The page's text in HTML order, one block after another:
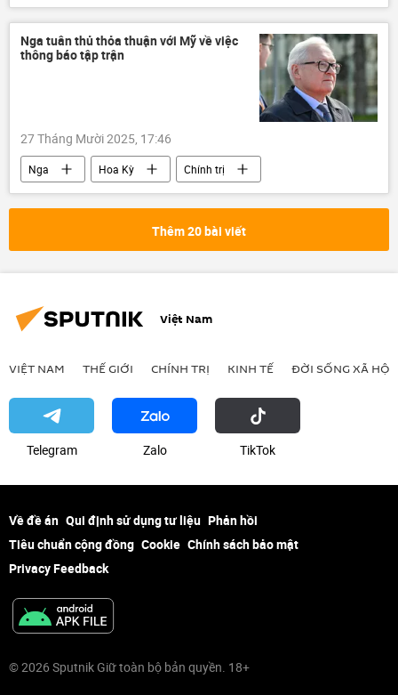
Quan điểm-Ý kiến
giáo dục
Khoa học
Khoa học và công nghệ
đào tạo
Bộ Giáo dục và Đào Tạo
trí tuệ nhân tạo
sinh viên
đại học
Nga tuân thủ thỏa thuận với Mỹ về việc
thông báo tập trận
27 Tháng Mười 2025, 17:46
Nga Hoa Kỳ
Chính trị
Thế giới
Quân sự
Vladimir Putin
tên lửa
lực lượng vũ trang Nga
Sergei Ryabkov
cuộc tập trận
Thêm 20 bài viết
Việt Nam
VIỆT NAM THẾ GIỚI CHÍNH TRỊ KINH TẾ ĐỜI SỐNG XÃ HỘI
Telegram Zalo ТikТоk
Về đề án Qui định sử dụng tư liệu Phản hồi
Tiêu chuẩn cộng đồng Cookie Chính sách bảo mật
Privacy Feedback
© 2026 Sputnik Giữ toàn bộ bản quyền. 18+